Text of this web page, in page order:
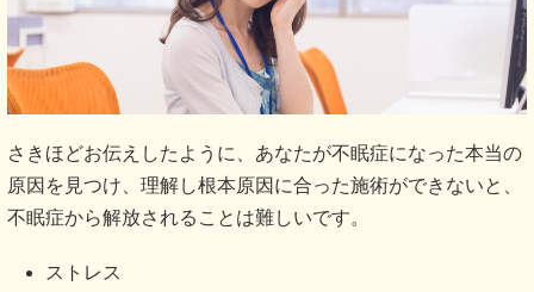
さきほどお伝えしたように、あなたが不眠症になった本当の
原因を見つけ、理解し根本原因に合った施術ができないと、
不眠症から解放されることは難しいです。
ストレス